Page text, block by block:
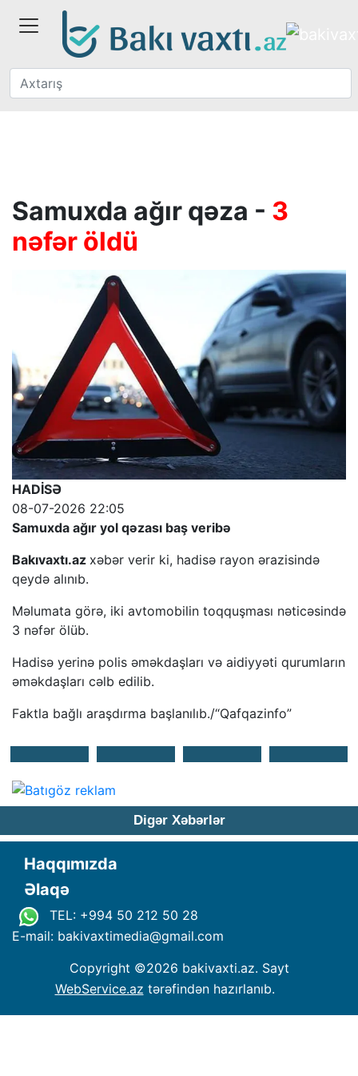
Samuxda ağır qəza - 3
nəfər öldü
HADİSƏ
08-07-2026 22:05
Samuxda ağır yol qəzası baş veribə
Bakıvaxtı.az xəbər verir ki, hadisə rayon ərazisində
qeydə alınıb.
Məlumata görə, iki avtomobilin toqquşması nəticəsində
3 nəfər ölüb.
Hadisə yerinə polis əməkdaşları və aidiyyəti qurumların
əməkdaşları cəlb edilib.
Faktla bağlı araşdırma başlanılıb./“Qafqazinfo”
Digər Xəbərlər
Haqqımızda
Əlaqə
TEL: +994 50 212 50 28
E-mail: bakivaxtimedia@gmail.com
Copyright ©2026 bakivaxti.az. Sayt
WebService.az tərəfindən hazırlanıb.